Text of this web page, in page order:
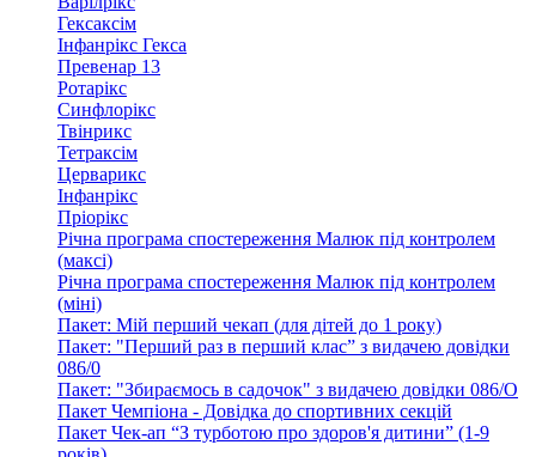
Гексаксім
Інфанрікс Гекса
Превенар 13
Ротарікс
Синфлорікс
Твінрикс
Тетраксім
Церварикс
Інфанрікс
Пріорікс
Річна програма спостереження Малюк під контролем
(максі)
Річна програма спостереження Малюк під контролем
(міні)
Пакет: Мій перший чекап (для дітей до 1 року)
Пакет: "Перший раз в перший клас” з видачею довідки
086/0
Пакет: "Збираємось в садочок" з видачею довідки 086/О
Пакет Чемпіона - Довідка до спортивних секцій
Пакет Чек-ап “З турботою про здоров'я дитини” (1-9